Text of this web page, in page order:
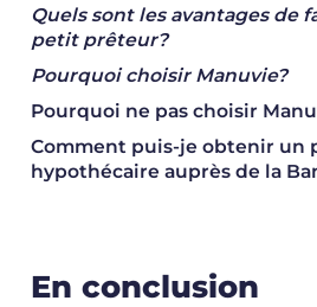
Quels sont les avantages de
petit prêteur?
Pourquoi choisir Manuvie?
Pourquoi ne pas choisir
Comment puis-je obtenir un
hypothécaire auprès de la
En conclusion